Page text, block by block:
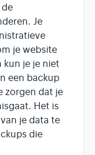
Je
je website
kun je je niet
een backup
zorgen dat je
Het is
je data te
die